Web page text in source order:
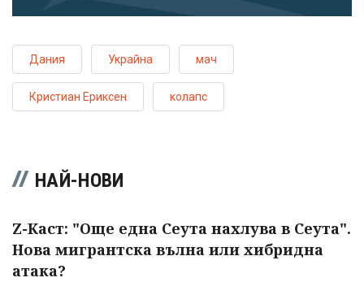
Дания Украйна мач
Кристиан Ериксен колапс
НАЙ-НОВИ
Z-Каст: "Още една Сеута нахлува в Сеута".
Нова мигрантска вълна или хибридна
атака?